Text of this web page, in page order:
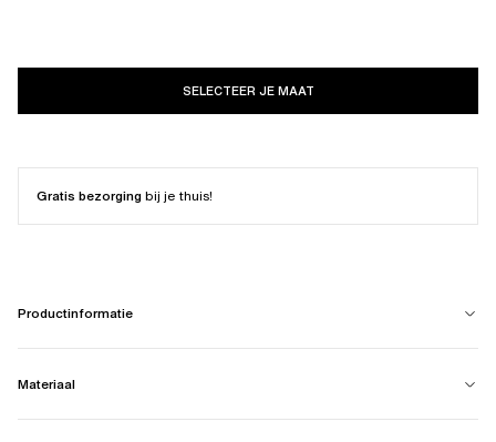
SELECTEER JE MAAT
Gratis bezorgingbij je thuis!
Productinformatie
Materiaal